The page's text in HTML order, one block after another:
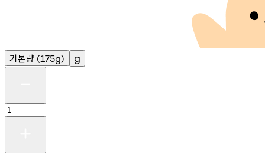
기본량 (175g) g